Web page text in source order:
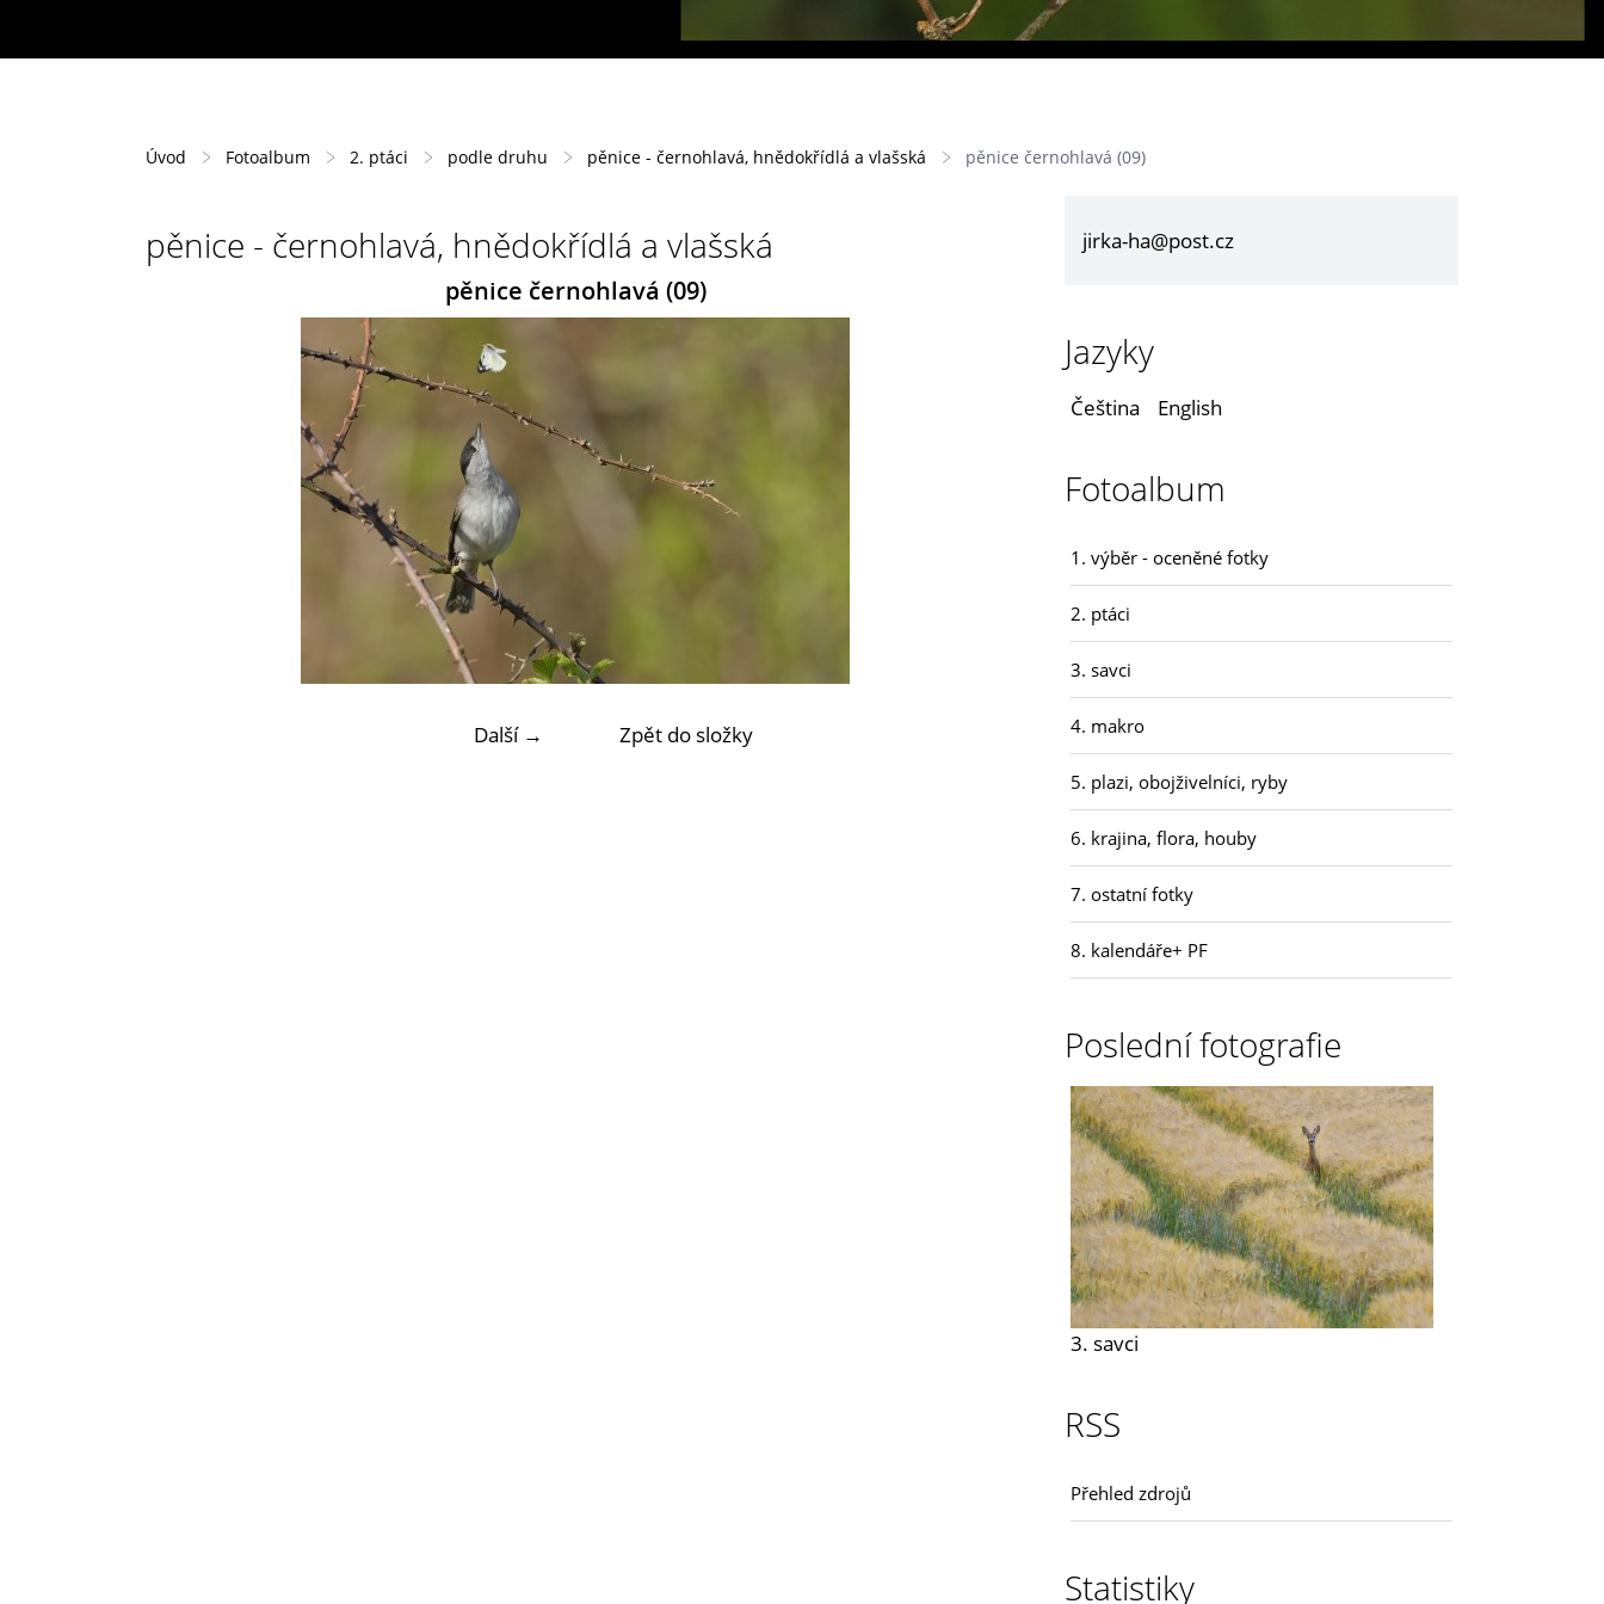
Úvod Fotoalbum 2. ptáci podle druhu pěnice - černohlavá, hnědokřídlá a vlašská pěnice černohlavá (09)
pěnice - černohlavá, hnědokřídlá a vlašská
pěnice černohlavá (09)
Další → Zpět do složky
jirka-ha@post.cz
Jazyky
Čeština English
Fotoalbum
1. výběr - oceněné fotky
2. ptáci
3. savci
4. makro
5. plazi, obojživelníci, ryby
6. krajina, flora, houby
7. ostatní fotky
8. kalendáře+ PF
Poslední fotografie
3. savci
RSS
Přehled zdrojů
Statistiky